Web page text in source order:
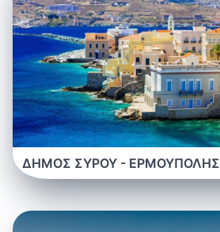
ΔΗΜΟΣ ΣΥΡΟΥ - ΕΡΜΟΥΠΟΛΗΣ